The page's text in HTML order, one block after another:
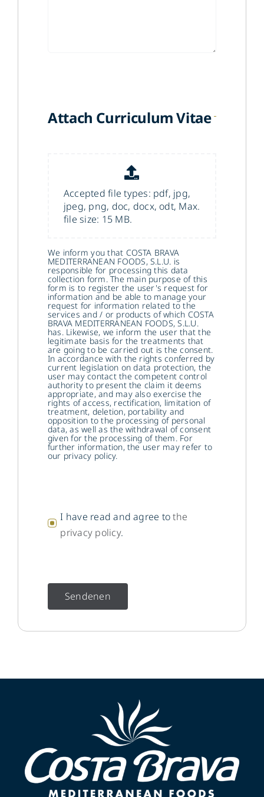
Attach Curriculum Vitae
Accepted file types: pdf, jpg,
jpeg, png, doc, docx, odt, Max.
file size: 15 MB.
We inform you that COSTA BRAVA
MEDITERRANEAN FOODS, S.L.U. is
responsible for processing this data
collection form. The main purpose of this
form is to register the user's request for
information and be able to manage your
request for information related to the
services and / or products of which COSTA
BRAVA MEDITERRANEAN FOODS, S.L.U.
has. Likewise, we inform the user that the
legitimate basis for the treatments that
are going to be carried out is the consent.
In accordance with the rights conferred by
current legislation on data protection, the
user may contact the competent control
authority to present the claim it deems
appropriate, and may also exercise the
rights of access, rectification, limitation of
treatment, deletion, portability and
opposition to the processing of personal
data, as well as the withdrawal of consent
given for the processing of them. For
further information, the user may refer to
our privacy policy.
I have read and agree tothe
privacy policy.
Sendenen